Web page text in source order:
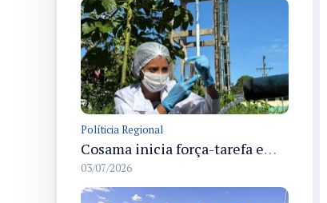
Políticia Regional
Cosama inicia força-tarefa em Anamã para fortalecer abastecimento de água e segurança hídrica da população
03/07/2026